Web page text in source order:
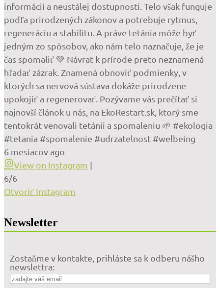
informácií a neustálej dostupnosti. Telo však funguje
podľa prirodzených zákonov a potrebuje rytmus,
regeneráciu a stabilitu. A práve tetánia môže byť
jedným zo spôsobov, ako nám telo naznačuje, že je
čas spomaliť 💚 Návrat k prírode preto neznamená
hľadať zázrak. Znamená obnoviť podmienky, v
ktorých sa nervová sústava dokáže prirodzene
upokojiť a regenerovať. Pozývame vás prečítať si
najnovší článok u nás, na EkoRestart.sk, ktorý sme
tentokrát venovali tetánii a spomaleniu 🌱 #ekologia
#tetania #spomalenie #udrzatelnost #welbeing
6 mesiacov ago
View on Instagram |
6/6
Otvoriť Instagram
Newsletter
Zostaňme v kontakte, prihláste sa k odberu nášho
newslettra: